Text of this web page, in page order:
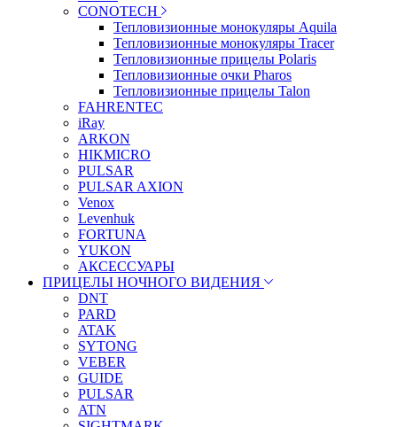
CONOTECH
Тепловизионные монокуляры Aquila
Тепловизионные монокуляры Tracer
Тепловизионные прицелы Polaris
Тепловизионные очки Pharos
Тепловизионные прицелы Talon
FAHRENTEC
iRay
ARKON
HIKMICRO
PULSAR
PULSAR AXION
Venox
Levenhuk
FORTUNA
YUKON
АКСЕССУАРЫ
ПРИЦЕЛЫ НОЧНОГО ВИДЕНИЯ
DNT
PARD
ATAK
SYTONG
VEBER
GUIDE
PULSAR
ATN